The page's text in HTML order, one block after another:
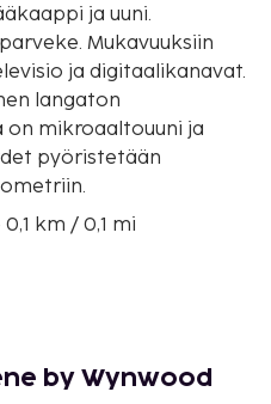
ja uuni.
Mukavuuksiin
ja digitaalikanavat.
langaton
on mikroaaltouuni ja
pyöristetään
km / 0,1 mi
mi
- 0,5 km /
by Wynwood